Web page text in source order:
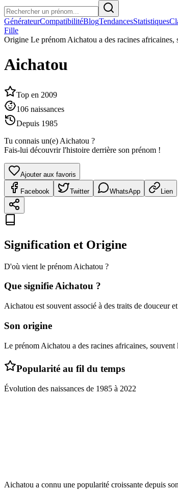
GénérateurCompatibilitéBlogTendancesStatistiques
Fille
Origine Le prénom Aichatou a des racines africaines,
Aichatou
Top en 2009
106 naissances
Depuis 1985
Tu connais un(e) Aichatou ?
Fais-lui découvrir l'histoire derrière son prénom !
Ajouter aux favoris
Facebook Twitter WhatsApp Lien
Signification et Origine
D'où vient le prénom Aichatou ?
Que signifieAichatou ?
Aichatou est souvent associé à des traits de douceur
Son origine
Le prénom Aichatou a des racines africaines, souvent
Popularité au fil du temps
Évolution des naissances de 1985 à 2022
Aichatou a connu une popularité croissante depuis